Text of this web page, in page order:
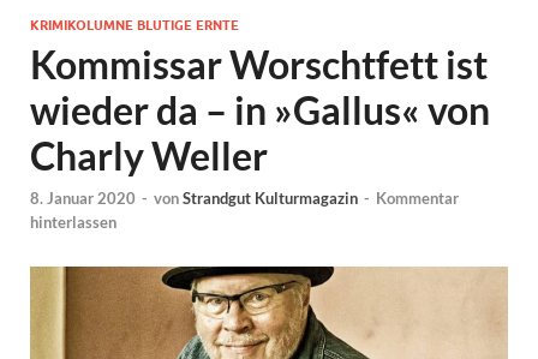
KRIMIKOLUMNE BLUTIGE ERNTE
Kommissar Worschtfett ist
wieder da – in »Gallus« von
Charly Weller
8. Januar 2020 - vonStrandgut Kulturmagazin - Kommentar
hinterlassen